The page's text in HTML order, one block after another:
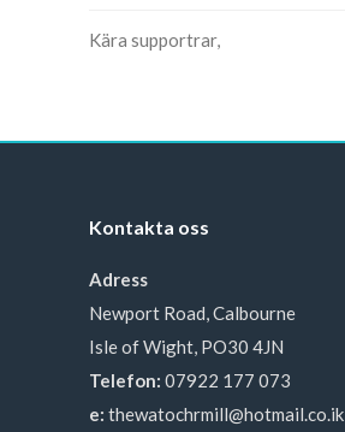
Kära supportrar,
Kontakta oss
Adress
Newport Road, Calbourne
Isle of Wight, PO30 4JN
Telefon: 07922 177 073
e: thewatochrmill@hotmail.co.ik